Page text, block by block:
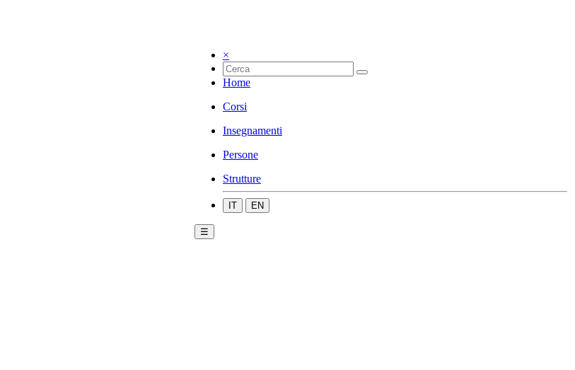
×
Home
Corsi
Insegnamenti
Persone
Strutture
IT EN
☰